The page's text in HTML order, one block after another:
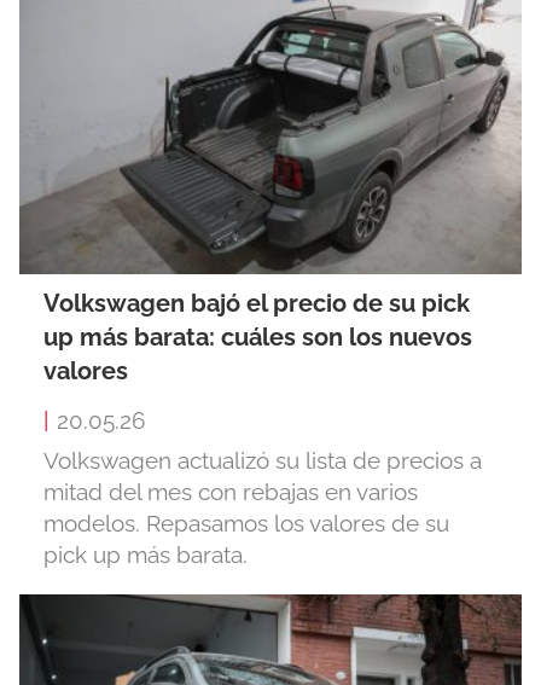
Volkswagen bajó el precio de su pick
up más barata: cuáles son los nuevos
valores
20.05.26
Volkswagen actualizó su lista de precios a
mitad del mes con rebajas en varios
modelos. Repasamos los valores de su
pick up más barata.